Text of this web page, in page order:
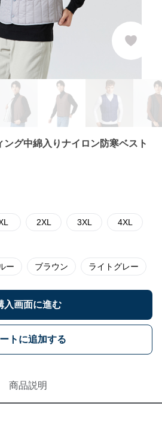
グ中綿入りナイロン防寒ベスト
2XL 3XL 4XL
ー ブラウン ライトグレー
入画面に進む
トに追加する
商品説明